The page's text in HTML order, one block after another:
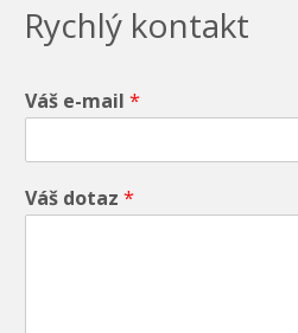
Rychlý kontakt
Váš e-mail *
Váš dotaz *